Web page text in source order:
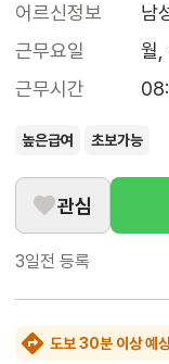
어르신정보
남
근무요일
월,
근무시간
높은급여 초보가능
관심
3일전 등록
도보 30분 이상 예